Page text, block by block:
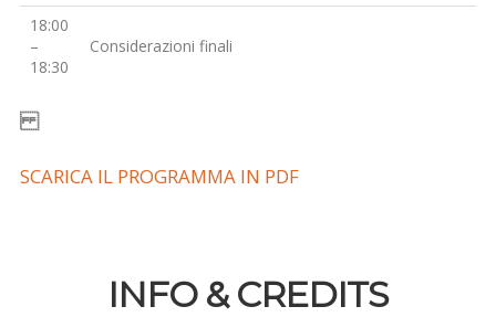
18:00
–
18:30
Considerazioni finali
SCARICA IL PROGRAMMA IN PDF
INFO & CREDITS